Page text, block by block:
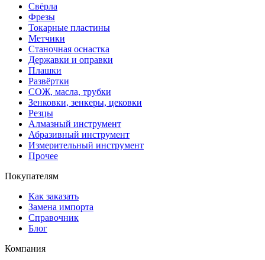
Свёрла
Фрезы
Токарные пластины
Метчики
Станочная оснастка
Державки и оправки
Плашки
Развёртки
СОЖ, масла, трубки
Зенковки, зенкеры, цековки
Резцы
Алмазный инструмент
Абразивный инструмент
Измерительный инструмент
Прочее
Покупателям
Как заказать
Замена импорта
Справочник
Блог
Компания